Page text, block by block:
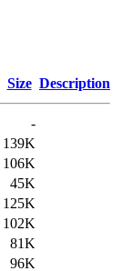
Size Description
-
139K
106K
45K
125K
102K
81K
96K